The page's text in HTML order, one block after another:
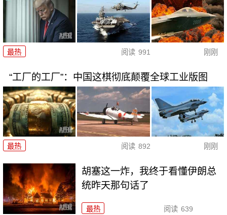
最热 阅读 991 刚刚
“工厂的工厂”：中国这棋彻底颠覆全球工业版图
最热 阅读 892 刚刚
胡塞这一炸，我终于看懂伊朗总
统昨天那句话了
最热 阅读 639